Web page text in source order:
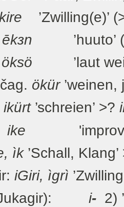
’Zwilling(e)’
ēkзn ’huuto’
öksö ’laut
ökür’weinen,
ikürt’schreien’ >?
ike
ìk’Schall,
iGiri, ìgrì
i- 2)